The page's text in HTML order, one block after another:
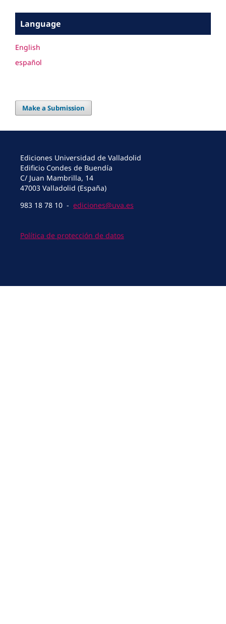
Language
English
español
Make a Submission
Ediciones Universidad de Valladolid
Edificio Condes de Buendía
C/ Juan Mambrilla, 14
47003 Valladolid (España)
983 18 78 10 - ediciones@uva.es
Política de protección de datos